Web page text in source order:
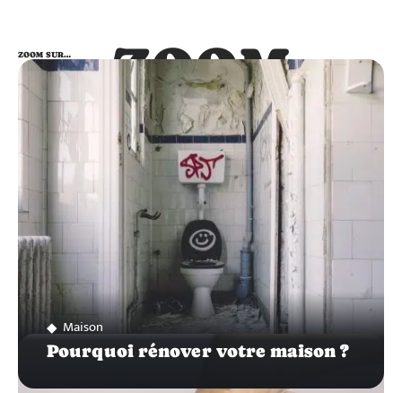
ZOOM
SUR…
ZOOM SUR…
Maison
Pourquoi rénover votre maison ?